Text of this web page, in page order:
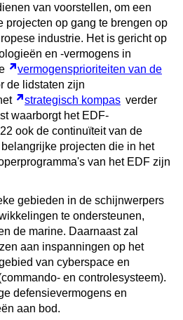
van voorstellen, om een
projecten op gang te brengen op
industrie. Het is gericht op
en -vermogens in
vermogensprioriteiten van de
de lidstaten zijn
strategisch kompas verder
waarborgt het EDF-
ook de continuïteit van de
projecten die in het
van het EDF zijn
gebieden in de schijnwerpers
te ondersteunen,
de marine. Daarnaast zal
aan inspanningen op het
van cyberspace en
en controlesysteem).
defensievermogens en
aan bod.